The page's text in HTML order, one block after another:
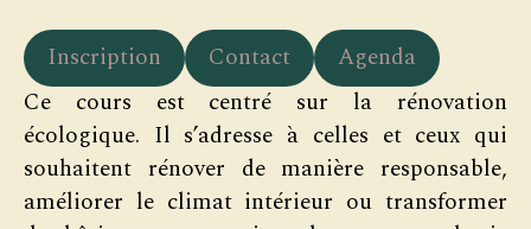
Inscription Contact
Agenda
Ce cours est centré sur la rénovation
écologique. Il s’adresse à celles et ceux qui
souhaitent rénover de manière responsable,
améliorer le climat intérieur ou transformer